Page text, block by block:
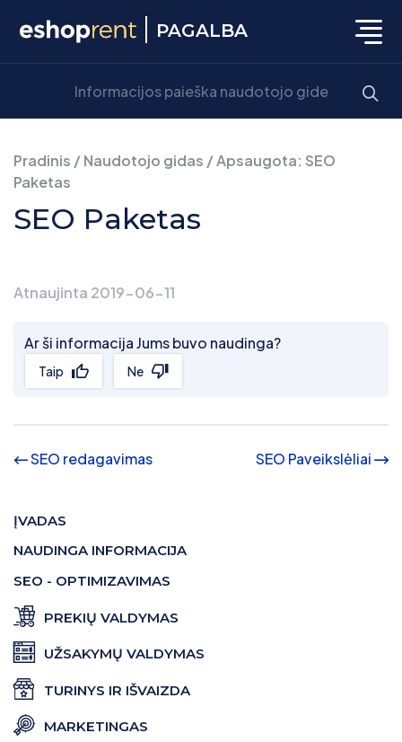
PAGALBA
Pradinis /Naudotojo gidas /Apsaugota: SEO
Paketas
SEO Paketas
Atnaujinta 2019-06-11
Ar ši informacija Jums buvo naudinga?
Taip Ne
SEO redagavimas SEO Paveikslėliai
ĮVADAS
NAUDINGA INFORMACIJA
SEO - OPTIMIZAVIMAS
PREKIŲ VALDYMAS
UŽSAKYMŲ VALDYMAS
TURINYS IR IŠVAIZDA
MARKETINGAS